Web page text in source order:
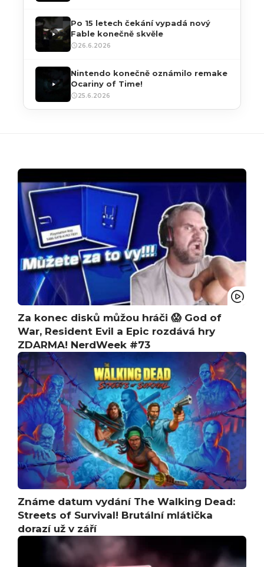
Po 15 letech čekání vypadá nový
Fable konečně skvěle
26.6.2026
Nintendo konečně oznámilo remake
Ocariny of Time!
25.6.2026
Za konec disků můžou hráči 😱 God of
War, Resident Evil a Epic rozdává hry
ZDARMA! NerdWeek #73
Známe datum vydání The Walking Dead:
Streets of Survival! Brutální mlátička
dorazí už v září